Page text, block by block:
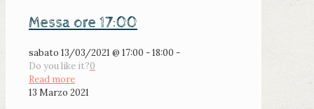
Messa ore 17:00
sabato 13/03/2021 @ 17:00 - 18:00 -
Do you like it?0
Read more
13 Marzo 2021